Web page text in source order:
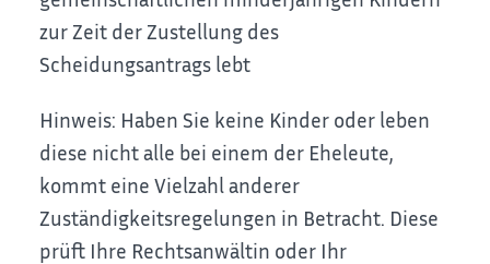
zur Zeit der Zustellung des
Scheidungsantrags lebt
Hinweis: Haben Sie keine Kinder oder leben
diese nicht alle bei einem der Eheleute,
kommt eine Vielzahl anderer
Zuständigkeitsregelungen in Betracht. Diese
prüft Ihre Rechtsanwältin oder Ihr